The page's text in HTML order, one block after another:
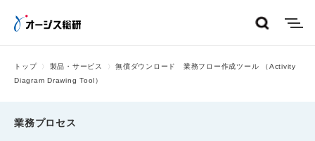
トップ 製品・サービス
無償ダウンロード 業務フロー作成ツール （Activity
Diagram Drawing Tool）
業務プロセス